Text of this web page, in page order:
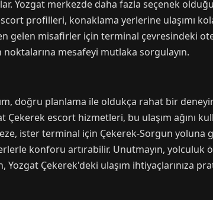
Yozgat merkezde daha fazla seçenek
profilleri, konaklama yerlerine ulaşımı
gelen misafirler için terminal çevresindeki
mesafeyi mutlaka sorgulayın.
doğru planlama ile oldukça rahat bir
escort hizmetleri, bu ulaşım ağını
ister terminal için Çekerek-Sorgun yoluna
konforu artırabilir. Unutmayın, yolculuk
Çekerek'deki ulaşım ihtiyaçlarınıza